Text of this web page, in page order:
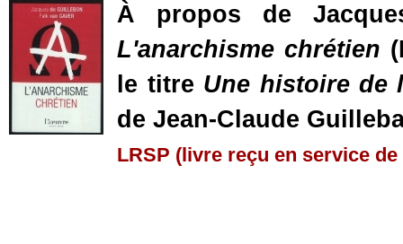
À propos de
L'anarchisme chrétien
le titre Une histoire de
de Jean-Claude
LRSP (livre reçu en service